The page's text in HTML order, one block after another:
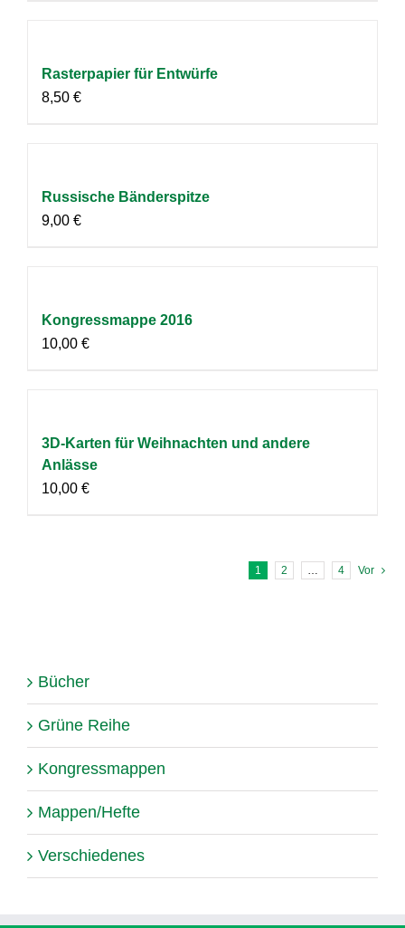
Rasterpapier für Entwürfe
8,50 €
Russische Bänderspitze
9,00 €
Kongressmappe 2016
10,00 €
3D-Karten für Weihnachten und andere
Anlässe
10,00 €
1 2 4 Vor
Bücher
Grüne Reihe
Kongressmappen
Mappen/Hefte
Verschiedenes